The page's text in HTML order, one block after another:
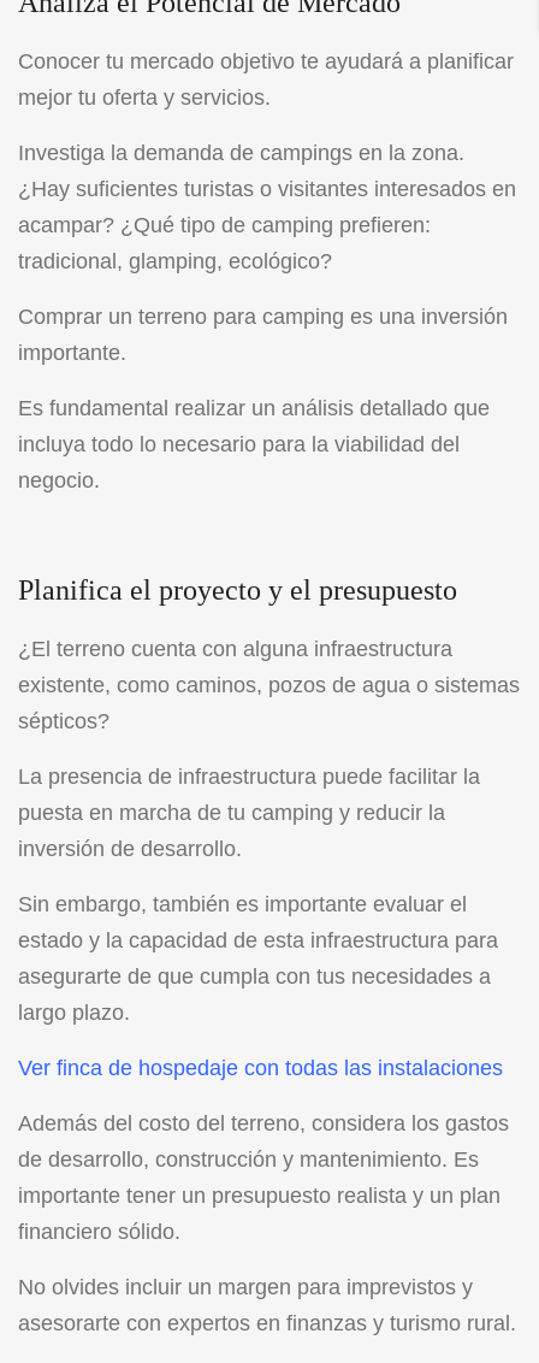
Conocer tu mercado objetivo te ayudará a planificar
mejor tu oferta y servicios.
Investiga la demanda de campings en la zona.
¿Hay suficientes turistas o visitantes interesados en
acampar? ¿Qué tipo de camping prefieren:
tradicional, glamping, ecológico?
Comprar un terreno para camping es una inversión
importante.
Es fundamental realizar un análisis detallado que
incluya todo lo necesario para la viabilidad del
negocio.
Planifica el proyecto y el presupuesto
¿El terreno cuenta con alguna infraestructura
existente, como caminos, pozos de agua o sistemas
sépticos?
La presencia de infraestructura puede facilitar la
puesta en marcha de tu camping y reducir la
inversión de desarrollo.
Sin embargo, también es importante evaluar el
estado y la capacidad de esta infraestructura para
asegurarte de que cumpla con tus necesidades a
largo plazo.
Ver finca de hospedaje con todas las instalaciones
Además del costo del terreno, considera los gastos
de desarrollo, construcción y mantenimiento. Es
importante tener un presupuesto realista y un plan
financiero sólido.
No olvides incluir un margen para imprevistos y
asesorarte con expertos en finanzas y turismo rural.